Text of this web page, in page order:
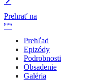
Prehrať na
Prehľad
Epizódy
Podrobnosti
Obsadenie
Galéria